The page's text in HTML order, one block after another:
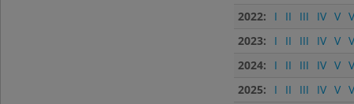
2022:
I II III IV V
2023:
I II III IV V
2024:
I II III IV V
2025:
I II III IV V